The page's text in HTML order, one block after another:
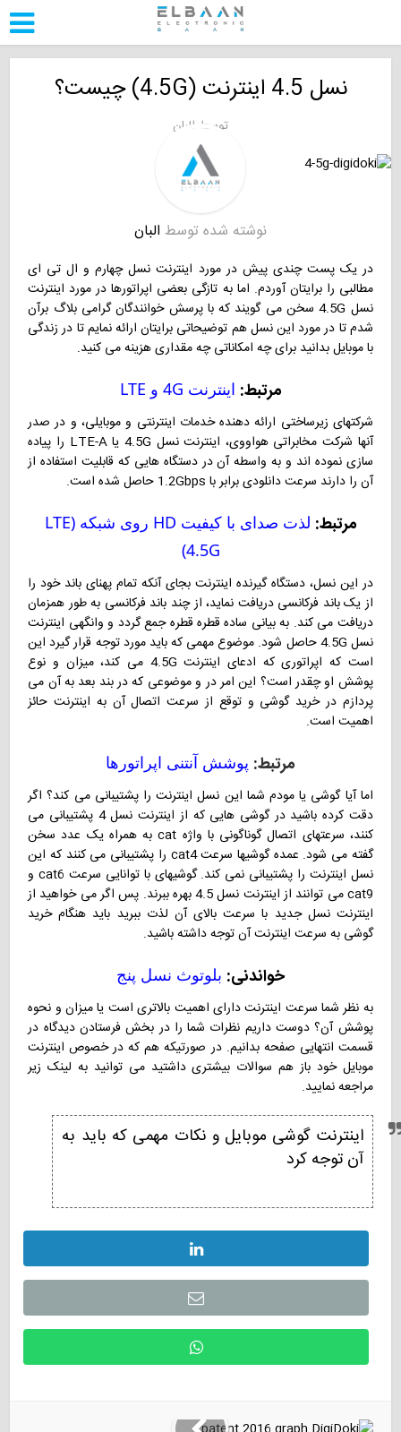
نسل 4.5 اینترنت (4.5G) چیست؟
توسط البان
نوشته شده توسط البان
در یک پست چندی پیش در مورد اینترنت نسل چهارم و ال تی ای
مطالبی را برایتان آوردم. اما به تازگی بعضی اپراتورها در مورد اینترنت
نسل 4.5G سخن می گویند که با پرسش خوانندگان گرامی بلاگ برآن
شدم تا در مورد این نسل هم توضیحاتی برایتان ارائه نمایم تا در زندگی
با موبایلبدانید برای چه امکاناتی چه مقداری هزینه می کنید.
مرتبط: اینترنت 4G و LTE
شرکتهای زیرساختی ارائه دهنده خدمات اینترنتی و موبایلی، و در صدر
آنها شرکت مخابراتی هواووی، اینترنت نسل 4.5G یا LTE-A را پیاده
سازی نموده اند و به واسطه آن در دستگاه هایی که قابلیت استفاده از
آن را دارند سرعت دانلودی برابر با 1.2Gbps حاصل شده است.
مرتبط:
لذت صدای با کیفیت HD روی شبکه (LTE
(4.5G
در این نسل، دستگاه گیرنده اینترنت بجای آنکه تمام پهنای باند خود را
از یک باند فرکانسی دریافت نماید، از چند باند فرکانسی به طور همزمان
دریافت می کند. به بیانی ساده قطره قطره جمع گردد و وانگهی اینترنت
نسل 4.5G حاصل شود. موضوع مهمی که باید مورد توجه قرار گیرد این
است که اپراتوری که ادعای اینترنت 4.5G می کند، میزان و نوع
پوشش او چقدر است؟ این امر در و موضوعی که در بند بعد به آن می
پردازم در خرید گوشی و توقع از سرعت اتصال آن به اینترنت حائز
اهمیت است.
مرتبط: پوشش آنتنی اپراتورها
اما آیا گوشی یا مودم شما این نسل اینترنت را پشتیبانی می کند؟ اگر
دقت کرده باشید در گوشی هایی که از اینترنت نسل 4 پشتیبانی می
کنند، سرعتهای اتصال گوناگونی با واژه cat به همراه یک عدد سخن
گفته می شود. عمده گوشیها سرعت cat4 را پشتیبانی می کنند که این
نسل اینترنت را پشتیبانی نمی کند. گوشیهای با توانایی سرعت cat6 و
cat9 می توانند از اینترنت نسل 4.5 بهره ببرند. پس اگر می خواهید از
اینترنت نسل جدید با سرعت بالای آن لذت ببرید باید هنگام خرید
گوشی به سرعت اینترنت آن توجه داشته باشید.
خواندنی: بلوتوث نسل پنج
به نظر شما سرعت اینترنت دارای اهمیت بالاتری است یا میزان و نحوه
پوشش آن؟ دوست داریم نظرات شما را در بخش فرستادن دیدگاه در
قسمت انتهایی صفحه بدانیم. در صورتیکه هم که در خصوص اینترنت
موبایل خود باز هم سوالات بیشتری داشتید می توانید به لینک زیر
مراجعه نمایید.
اینترنت گوشی موبایل و نکات مهمی که باید به
آن توجه کرد